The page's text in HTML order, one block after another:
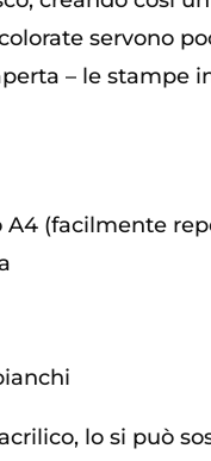
servono
– le stampe
A4 (facilmente
lo si può